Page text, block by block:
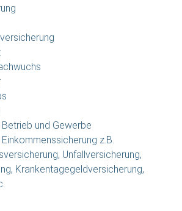
und Gewerbe
z.B.
Unfallversicherung,
Krankentagegeldversicherung,